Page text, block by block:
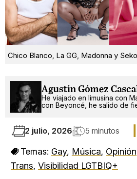
Chico Blanco, La GG, Madonna y
Agustín Gómez
He viajado en limusina con
con Beyoncé, he salido de
2 julio, 2026 5 minutos
Temas: Gay, Música, Opinión
Trans, Visibilidad LGTBIQ+